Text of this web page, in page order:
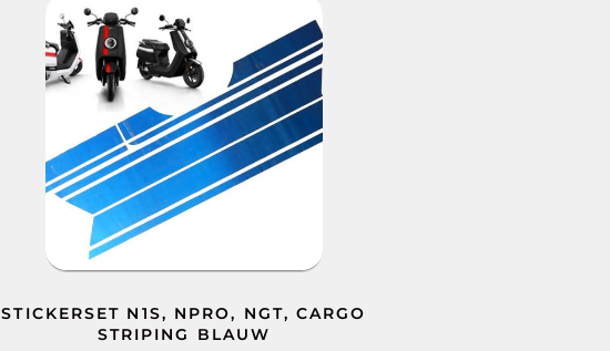
STICKERSET N1S, NPRO, NGT, CARGO
STRIPING BLAUW